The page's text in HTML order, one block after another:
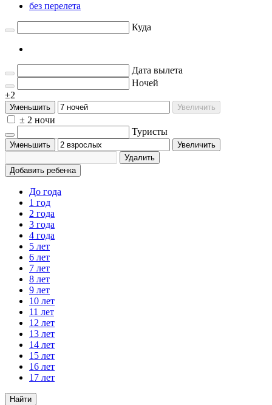
без перелета
Куда
Дата вылета
Ночей
±2
Уменьшить Увеличить
± 2 ночи
Туристы
Уменьшить
Увеличить
Удалить
Добавить ребенка
До года
1 год
2 года
3 года
4 года
5 лет
6 лет
7 лет
8 лет
9 лет
10 лет
11 лет
12 лет
13 лет
14 лет
15 лет
16 лет
17 лет
Найти